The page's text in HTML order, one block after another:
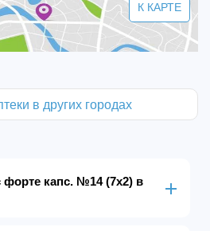
К КАРТЕ
в других городах
форте капс. №14 (7х2) в